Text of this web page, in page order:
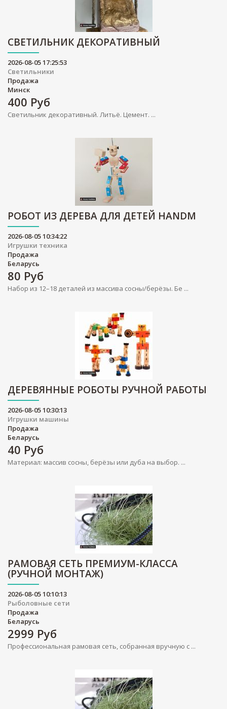
СВЕТИЛЬНИК ДЕКОРАТИВНЫЙ
2026-08-05 17:25:53
Светильники
Продажа
Минск
400 Руб
Светильник декоративный. Литьё. Цемент. ...
РОБОТ ИЗ ДЕРЕВА ДЛЯ ДЕТЕЙ HANDM
2026-08-05 10:34:22
Игрушки техника
Продажа
Беларусь
80 Руб
Набор из 12–18 деталей из массива сосны/берёзы. Бе ...
ДЕРЕВЯННЫЕ РОБОТЫ РУЧНОЙ РАБОТЫ
2026-08-05 10:30:13
Игрушки машины
Продажа
Беларусь
40 Руб
Материал: массив сосны, берёзы или дуба на выбор. ...
РАМОВАЯ СЕТЬ ПРЕМИУМ-КЛАССА
(РУЧНОЙ МОНТАЖ)
2026-08-05 10:10:13
Рыболовные сети
Продажа
Беларусь
2999 Руб
Профессиональная рамовая сеть, собранная вручную с ...